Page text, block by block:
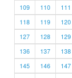
109
110 111
118
119 120
127
128 129
136
137 138
145
146 147